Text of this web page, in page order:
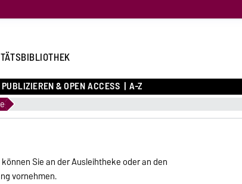
PUBLIZIEREN & OPEN ACCESS A-Z
Sie an der Ausleihtheke oder an den
vornehmen.